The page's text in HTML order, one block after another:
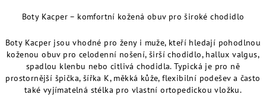
Boty Kacper – komfortní kožená obuv pro široké chodidlo
Boty Kacper jsou vhodné pro ženy i muže, kteří hledají pohodlnou
koženou obuv pro celodenní nošení, širší chodidlo, hallux valgus,
spadlou klenbu nebo citlivá chodidla. Typická je pro ně
prostornější špička, šířka K, měkká kůže, flexibilní podešev a často
také vyjímatelná stélka pro vlastní ortopedickou vložku.